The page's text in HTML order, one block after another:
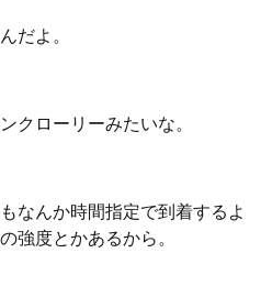
だよ。
クローリーみたいな。
なんか時間指定で到着するよ
強度とかあるから。